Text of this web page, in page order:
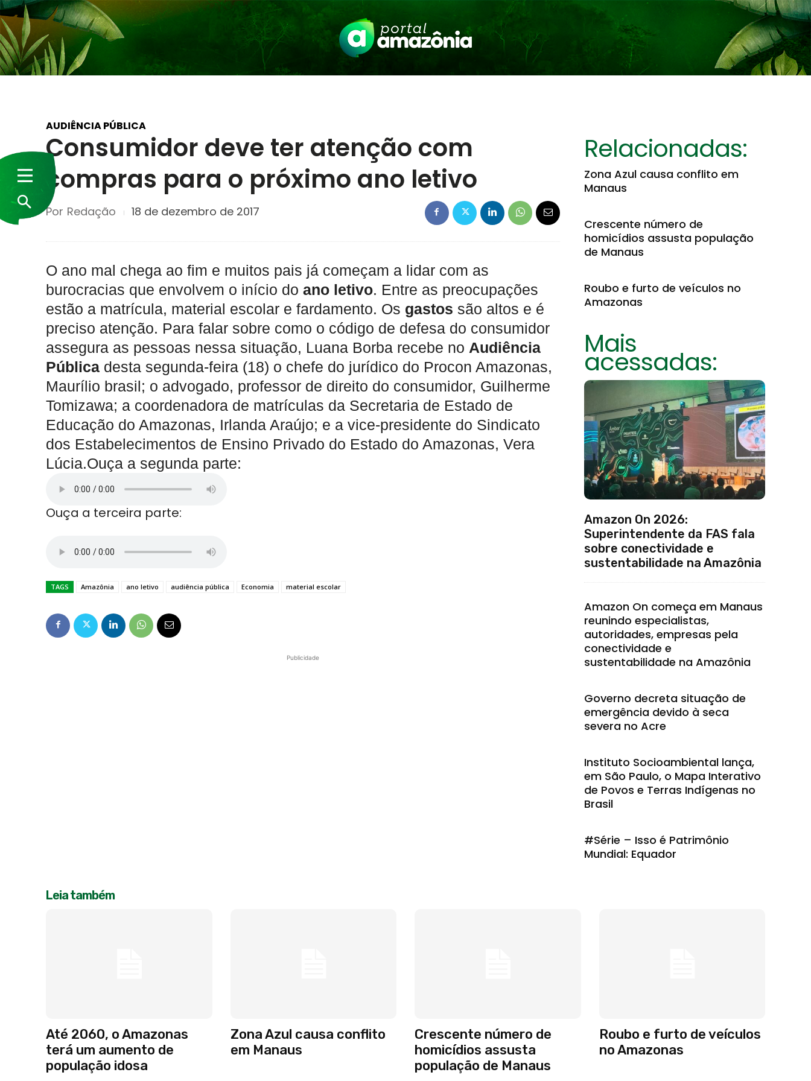
AUDIÊNCIA PÚBLICA
Consumidor deve ter atenção com
compras para o próximo ano letivo
Por Redação 18 de dezembro de 2017
O ano mal chega ao fim e muitos pais já começam a lidar com as
burocracias que envolvem o início do ano letivo. Entre as preocupações
estão a matrícula, material escolar e fardamento. Os gastos são altos e é
preciso atenção. Para falar sobre como o código de defesa do consumidor
assegura as pessoas nessa situação, Luana Borba recebe no Audiência
Pública desta segunda-feira (18) o chefe do jurídico do Procon Amazonas,
Maurílio brasil; o advogado, professor de direito do consumidor, Guilherme
Tomizawa; a coordenadora de matrículas da Secretaria de Estado de
Educação do Amazonas, Irlanda Araújo; e a vice-presidente do Sindicato
dos Estabelecimentos de Ensino Privado do Estado do Amazonas, Vera
Lúcia.Ouça a segunda parte:
Ouça a terceira parte:
TAGS Amazônia ano letivo audiência pública Economia material escolar
Publicidade
Relacionadas:
Zona Azul causa conflito em
Manaus
Crescente número de
homicídios assusta população
de Manaus
Roubo e furto de veículos no
Amazonas
Mais
acessadas:
Amazon On 2026:
Superintendente da FAS fala
sobre conectividade e
sustentabilidade na Amazônia
Amazon On começa em Manaus
reunindo especialistas,
autoridades, empresas pela
conectividade e
sustentabilidade na Amazônia
Governo decreta situação de
emergência devido à seca
severa no Acre
Instituto Socioambiental lança,
em São Paulo, o Mapa Interativo
de Povos e Terras Indígenas no
Brasil
#Série – Isso é Patrimônio
Mundial: Equador
Leia também
Até 2060, o Amazonas
terá um aumento de
população idosa
Zona Azul causa conflito
em Manaus
Crescente número de
homicídios assusta
população de Manaus
Roubo e furto de veículos
no Amazonas